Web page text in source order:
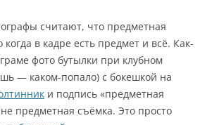
считают, что предметная
в кадре есть предмет и всё. Как-
фото бутылки при клубном
— каком-попало) с бокешкой на
и подпись «предметная
предметная съёмка. Это просто